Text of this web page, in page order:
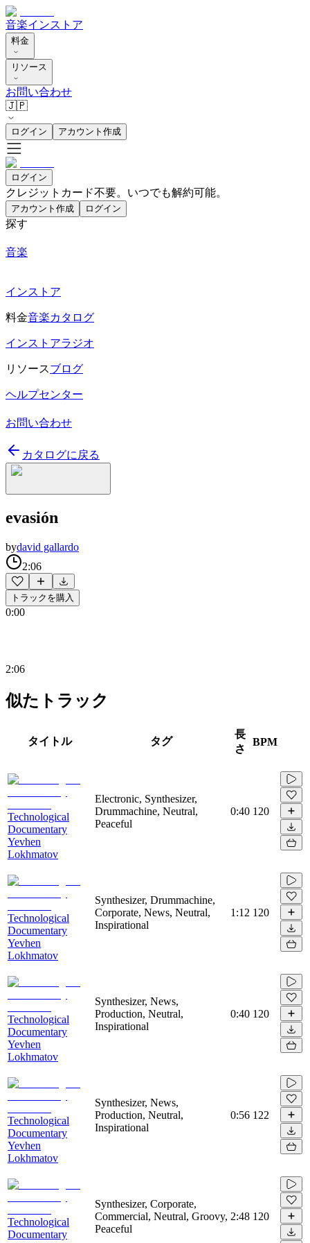
音楽インストア
料金
リソース
お問い合わせ
🇯🇵
ログイン アカウント作成
ログイン
クレジットカード不要。いつでも解約可能。
アカウント作成 ログイン
探す
音楽
インストア
料金音楽カタログ
インストアラジオ
リソースブログ
ヘルプセンター
お問い合わせ
カタログに戻る
evasión
bydavid gallardo
2:06
トラックを購入
0:00
2:06
似たトラック
タイトル タグ
長
さ
BPM
Technological
Documentary
Yevhen
Lokhmatov
Electronic, Synthesizer,
Drummachine, Neutral,
Peaceful
0:40 120
Technological
Documentary
Yevhen
Lokhmatov
Synthesizer, Drummachine,
Corporate, News, Neutral,
Inspirational
1:12 120
Technological
Documentary
Yevhen
Lokhmatov
Synthesizer, News,
Production, Neutral,
Inspirational
0:40 120
Technological
Documentary
Yevhen
Lokhmatov
Synthesizer, News,
Production, Neutral,
Inspirational
0:56 122
Technological
Documentary
Synthesizer, Corporate,
Commercial, Neutral, Groovy,
Peaceful
2:48 120